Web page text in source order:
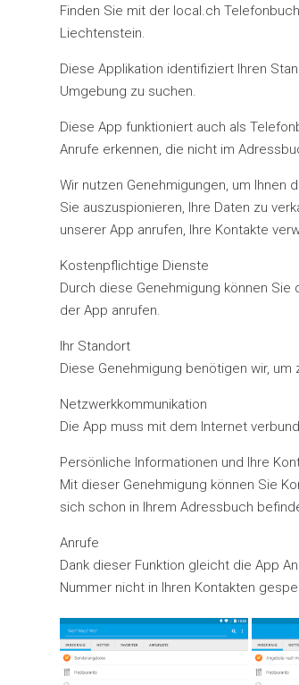
Finden Sie mit der local.ch
Liechtenstein.
Diese Applikation identifiziert Ihren
Umgebung zu suchen.
Diese App funktioniert auch als
Anrufe erkennen, die nicht im
Wir nutzen Genehmigungen, um Ihnen
Sie auszuspionieren, Ihre Daten zu
unserer App anrufen, Ihre Kontakte
Kostenpflichtige Dienste
Durch diese Genehmigung können
der App anrufen.
Ihr Standort
Diese Genehmigung benötigen wir,
Netzwerkkommunikation
Die App muss mit dem Internet
Persönliche Informationen und Ihre
Mit dieser Genehmigung können Sie
sich schon in Ihrem Adressbuch
Anrufe
Dank dieser Funktion gleicht die App
Nummer nicht in Ihren Kontakten